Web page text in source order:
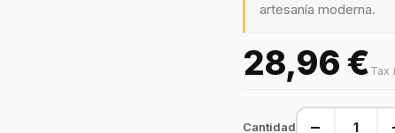
artesanía moderna.
28,96 € Tax
Cantidad −